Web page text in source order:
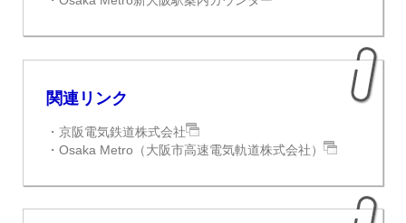
関連リンク
・京阪電気鉄道株式会社
・Osaka Metro（大阪市高速電気軌道株式会社）